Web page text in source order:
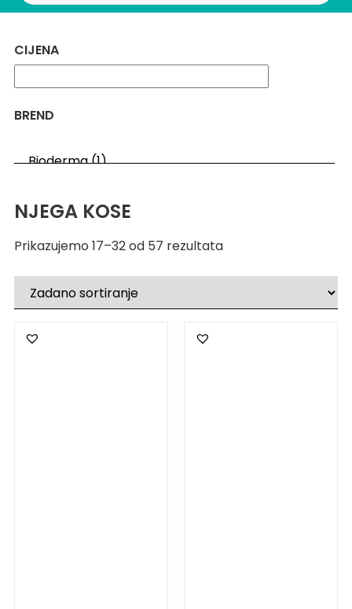
CIJENA
BREND
NJEGA KOSE
Prikazujemo 17–32 od 57 rezultata